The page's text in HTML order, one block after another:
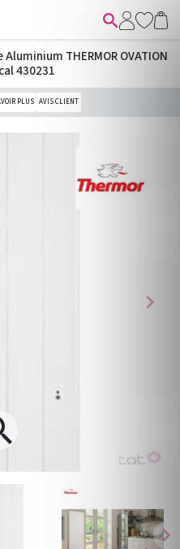

chevron_right
chevron_right
THERMOR OVATION
430231
PLUS AVIS CLIENT